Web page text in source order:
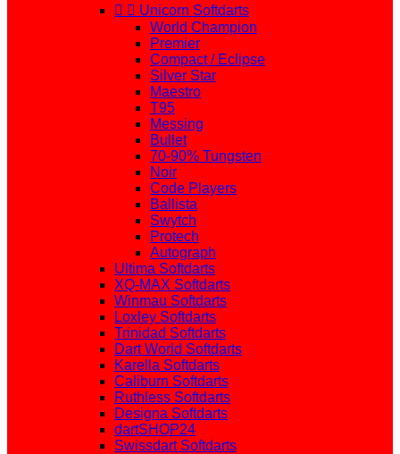
  Unicorn Softdarts
World Champion
Premier
Compact / Eclipse
Silver Star
Maestro
T95
Messing
Bullet
70-90% Tungsten
Noir
Code Players
Ballista
Swytch
Protech
Autograph
Ultima Softdarts
XQ-MAX Softdarts
Winmau Softdarts
Loxley Softdarts
Trinidad Softdarts
Dart World Softdarts
Karella Softdarts
Caliburn Softdarts
Ruthless Softdarts
Designa Softdarts
dartSHOP24
Swissdart Softdarts